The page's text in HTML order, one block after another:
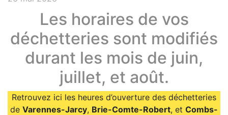
Les horaires de vos
déchetteries sont modifiés
durant les mois de juin,
juillet, et août.
Retrouvez ici les heures d’ouverture des déchetteries
de Varennes-Jarcy, Brie-Comte-Robert, et Combs-